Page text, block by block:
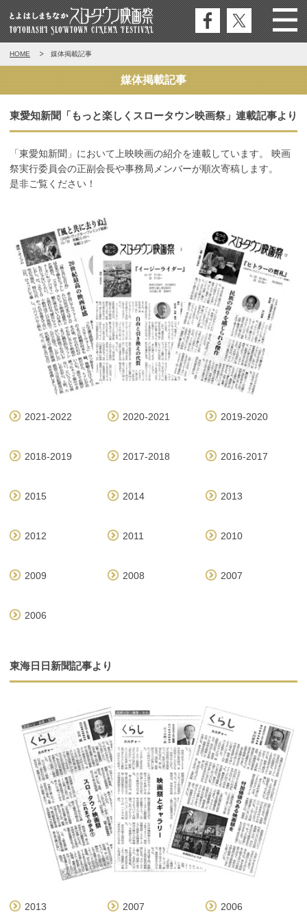
とよはしまちなかスロータウン映
画祭
Menu
公式
公式
HOME 媒体掲載記事
媒体掲載記事
東愛知新聞「もっと楽しくスロータウン映画祭」連載記事より
「東愛知新聞」において上映映画の紹介を連載しています。
映画
祭実行委員会の正副会長や事務局メンバーが順次寄稿します。
是非ご覧ください！
2021-2022 2020-2021 2019-2020
2018-2019 2017-2018 2016-2017
2015 2014 2013
2012 2011 2010
2009 2008 2007
2006
東海日日新聞記事より
2013 2007 2006